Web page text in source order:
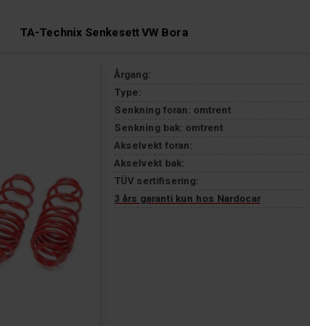
TA-Technix Senkesett VW Bora
Årgang:
Type:
Senkning foran: omtrent
Senkning bak: omtrent
Akselvekt foran:
Akselvekt bak:
TÜV sertifisering:
3 års garanti kun hos Nardocar